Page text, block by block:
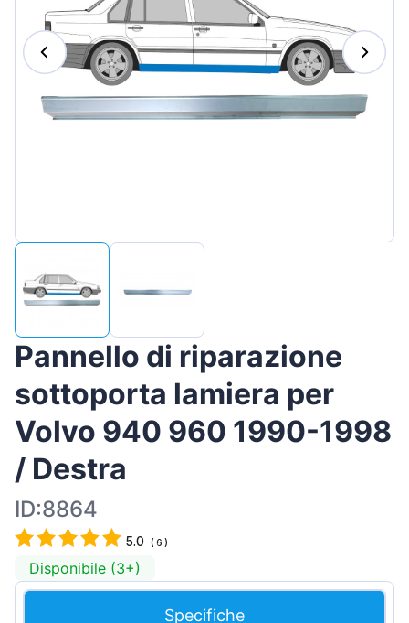
Magyar
Lietuvių
Hrvatski
Português
Pannello di riparazione
sottoporta lamiera per
Volvo 940 960 1990-1998
/ Destra
ID:8864
5.0 (6 )
Disponibile (3+)
Specifiche